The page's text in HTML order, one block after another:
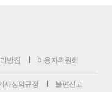
방침 이용자위원회
사심의규정 불편신고